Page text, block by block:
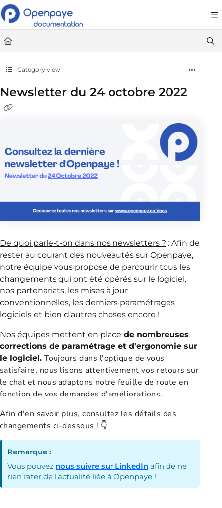
Documentation Index
Fetch the complete documentation index at: https://
Use this file to discover all available pages before exploring further.
Category view
Newsletter du 24 octobre 2022
De quoi parle-t-on dans nos newsletters ? : Afin de
rester au courant des nouveautés sur Openpaye,
notre équipe vous propose de parcourir tous les
changements qui ont été opérés sur le logiciel,
nos partenariats, les mises à jour
conventionnelles, les derniers paramétrages
logiciels et bien d'autres choses encore !
Nos équipes mettent en place de nombreuses
corrections de paramétrage et d'ergonomie sur
le logiciel. Toujours dans l'optique de vous
satisfaire, nous lisons attentivement vos retours sur
le chat et nous adaptons notre feuille de route en
fonction de vos demandes d'améliorations.
Afin d'en savoir plus, consultez les détails des
changements ci-dessous ! 👇
Remarque :
Vous pouvez nous suivre sur LinkedIn afin de ne
rien rater de l'actualité liée à Openpaye !